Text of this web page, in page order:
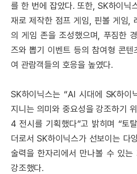
를 한 번에 잡았다. 또한, SK하이닉
재로 제작한 점프 게임, 핀볼 게임,
의 게임 존을 조성했으며, 푸짐한
즈와 뽑기 이벤트 등의 참여형 콘텐
여 관람객들의 호응을 높였다.
SK하이닉스는 “AI 시대에 SK하이
지니는 의미와 중요성을 강조하기
4 전시를 기획했다”고 밝히며 “토
더로서 SK하이닉스가 선보이는 다
술력을 한자리에서 만나볼 수 있는
강조했다.